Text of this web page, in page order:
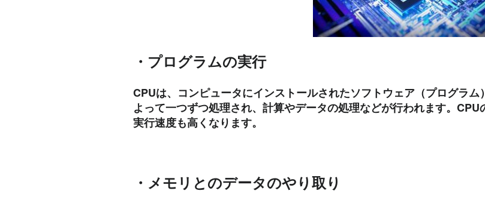
・プログラムの実行
CPUは、コンピュータにインストールされたソフトウェア（プログラ
よって一つずつ処理され、計算やデータの処理などが行われます。
実行速度も高くなります。
・メモリとのデータのやり取り